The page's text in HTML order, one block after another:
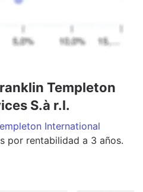
Templeton
S.à r.l.
International
por rentabilidad a 3 años.